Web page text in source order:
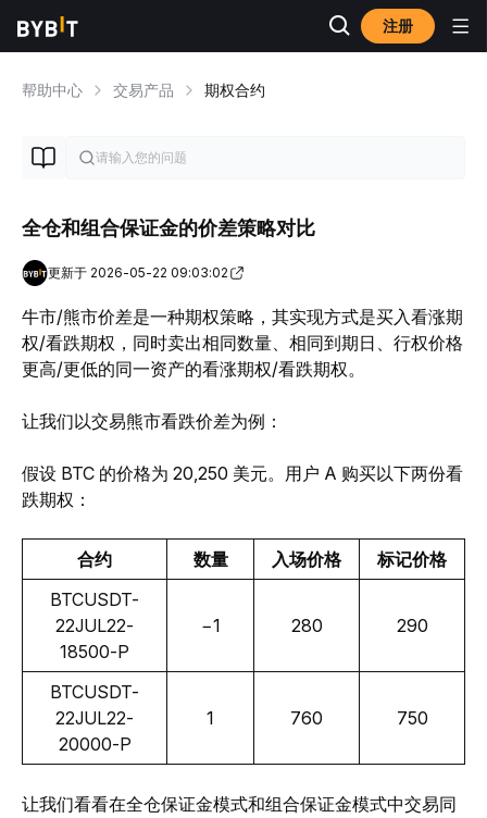
注册
帮助中心 交易产品 期权合约
全仓和组合保证金的价差策略对比
更新于 2026-05-22 09:03:02
牛市/熊市价差是一种期权策略，其实现方式是买入看涨期
权/看跌期权，同时卖出相同数量、相同到期日、行权价格
更高/更低的同一资产的看涨期权/看跌期权。
让我们以交易熊市看跌价差为例：
假设 BTC 的价格为 20,250 美元。用户 A 购买以下两份看
跌期权：
合约 数量 入场价格
标记价格
BTCUSDT-
22JUL22-
18500-P
−1 280 290
BTCUSDT-
22JUL22-
20000-P
1 760 750
让我们看看在全仓保证金模式和组合保证金模式中交易同